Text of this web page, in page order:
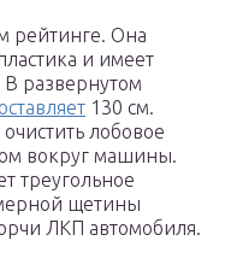
рейтинге. Она
и имеет
развернутом
130 см.
лобовое
вокруг машины.
треугольное
щетины
ЛКП автомобиля.